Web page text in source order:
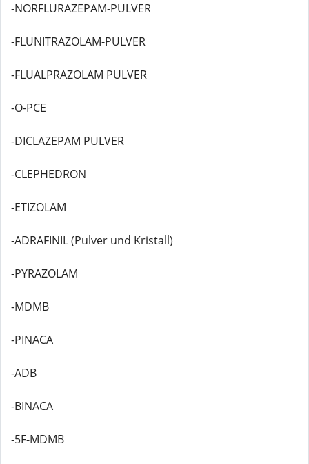
-NORFLURAZEPAM-PULVER
-FLUNITRAZOLAM-PULVER
-FLUALPRAZOLAM PULVER
-O-PCE
-DICLAZEPAM PULVER
-CLEPHEDRON
-ETIZOLAM
-ADRAFINIL (Pulver und Kristall)
-PYRAZOLAM
-MDMB
-PINACA
-ADB
-BINACA
-5F-MDMB